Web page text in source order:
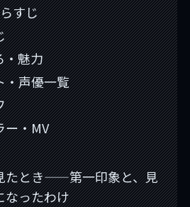
すじ
・魅力
・声優一覧
ー・MV
たとき——第一印象と、見
なったわけ